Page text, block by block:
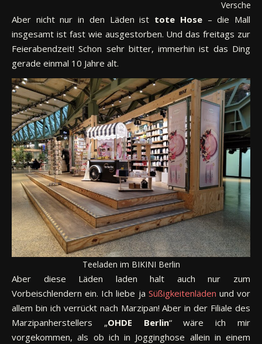
Aber nicht nur in den Läden ist tote Hose– die Mall
insgesamt ist fast wie ausgestorben. Und das freitags zur
Feierabendzeit! Schon sehr bitter, immerhin ist das Ding
gerade einmal 10 Jahre alt.
Teeladen im BIKINI Berlin
Aber diese Läden laden halt auch nur zum
Vorbeischlendern ein. Ich liebe ja Süßigkeitenläden und vor
allem bin ich verrückt nach Marzipan! Aber in der Filiale des
Marzipanherstellers „OHDE Berlin“ wäre ich mir
vorgekommen, als ob ich in Jogginghose allein in einem